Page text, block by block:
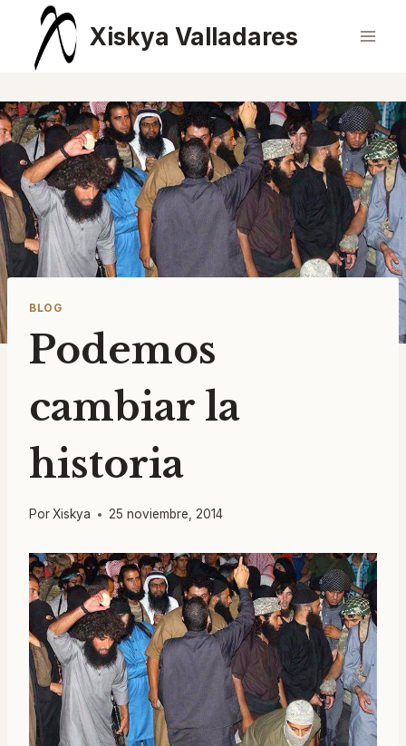
Saltar
contenido
Xiskya Valladares
BLOG
Podemos
cambiar la
historia
PorXiskya 25 noviembre, 2014